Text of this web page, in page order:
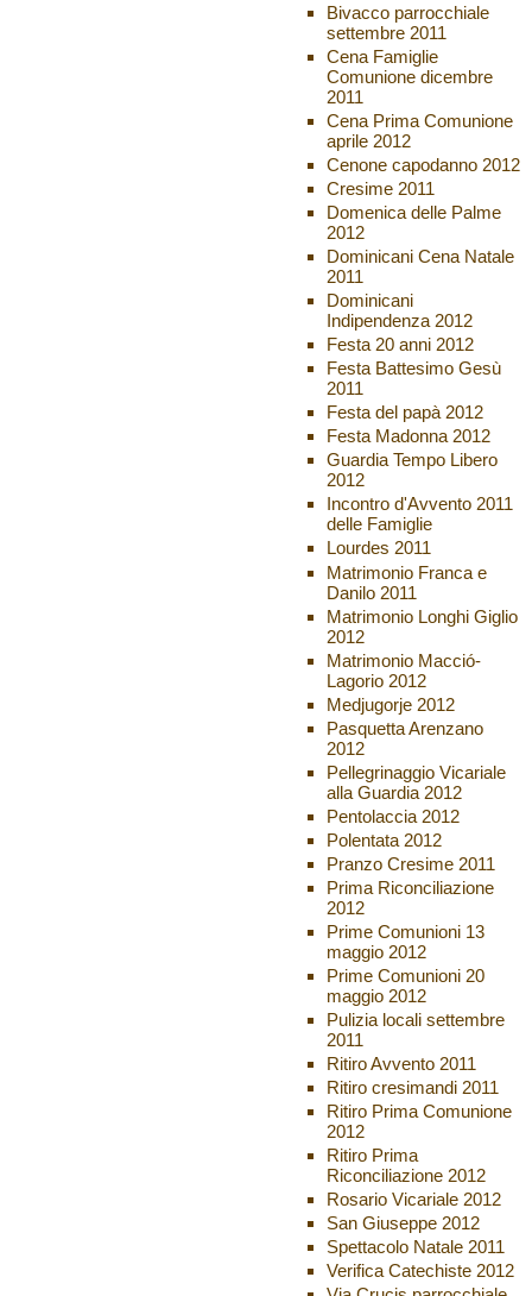
Bivacco parrocchiale
settembre 2011
Cena Famiglie
Comunione dicembre
2011
Cena Prima Comunione
aprile 2012
Cenone capodanno 2012
Cresime 2011
Domenica delle Palme
2012
Dominicani Cena Natale
2011
Dominicani
Indipendenza 2012
Festa 20 anni 2012
Festa Battesimo Gesù
2011
Festa del papà 2012
Festa Madonna 2012
Guardia Tempo Libero
2012
Incontro d'Avvento 2011
delle Famiglie
Lourdes 2011
Matrimonio Franca e
Danilo 2011
Matrimonio Longhi Giglio
2012
Matrimonio Macció-
Lagorio 2012
Medjugorje 2012
Pasquetta Arenzano
2012
Pellegrinaggio Vicariale
alla Guardia 2012
Pentolaccia 2012
Polentata 2012
Pranzo Cresime 2011
Prima Riconciliazione
2012
Prime Comunioni 13
maggio 2012
Prime Comunioni 20
maggio 2012
Pulizia locali settembre
2011
Ritiro Avvento 2011
Ritiro cresimandi 2011
Ritiro Prima Comunione
2012
Ritiro Prima
Riconciliazione 2012
Rosario Vicariale 2012
San Giuseppe 2012
Spettacolo Natale 2011
Verifica Catechiste 2012